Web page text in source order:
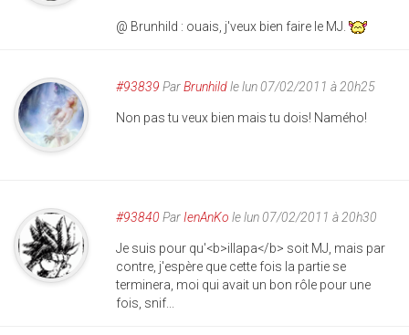
@ Brunhild : ouais, j'veux bien faire le MJ.
#93839 ParBrunhildle lun 07/02/2011 à 20h25
Non pas tu veux bien mais tu dois! Namého!
#93840 Par IenAnKo le lun 07/02/2011 à 20h30
Je suis pour qu'<b>illapa</b> soit MJ, mais par
contre, j'espère que cette fois la partie se
terminera, moi qui avait un bon rôle pour une
fois, snif...